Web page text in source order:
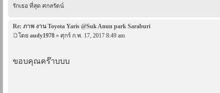
รักเธอ ที่สุด ศกลรัตน์
Re: ภาพ งาน Toyota Yaris @Suk Anun park Saraburi
โดย audy1978 » ศุกร์ ก.พ. 17, 2017 8:49 am
ขอบคุณคร๊าบบบ